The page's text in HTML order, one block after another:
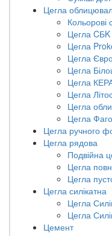
Цегла
Кольорові
Цегла CБK
Цегла
Цегла
Цегла
Цегла
Цегла
Цегла
Цегла
Цегла ручного
Цегла рядова
Подвійна
Цегла
Цегла
Цегла силікатна
Цегла
Цегла
Цемент